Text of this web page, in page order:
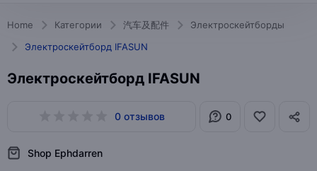
Home Категории 汽车及配件
Электроскейтборды
Электроскейтборд IFASUN
Электроскейтборд IFASUN
0 отзывов 0
Shop Ephdarren